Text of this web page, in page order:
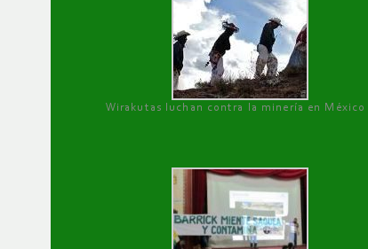
Wirakutas luchan contra la minería en México